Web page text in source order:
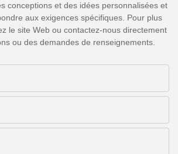
conceptions et des idées personnalisées et
aux exigences spécifiques. Pour plus
le site Web ou contactez-nous directement
ou des demandes de renseignements.